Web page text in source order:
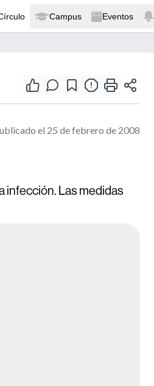
Campus Eventos
el 25 de febrero de 2008
infección. Las medidas